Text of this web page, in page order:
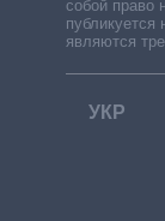
собой право
публикуется
являются
УКР